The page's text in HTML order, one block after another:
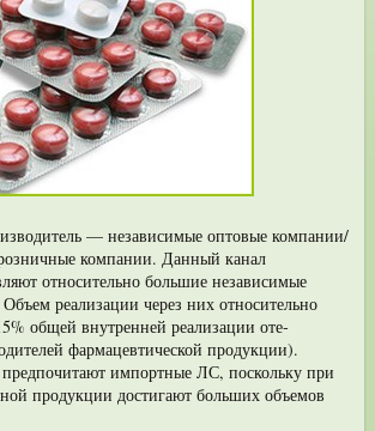
— независимые оптовые компании/
компании. Данный канал
отно­сительно большие независимые
реализации через них относительно
общей внутренней реализации оте­
фармацевтической продукции).
импортные ЛС, поскольку при
продукции достигают больших объемов